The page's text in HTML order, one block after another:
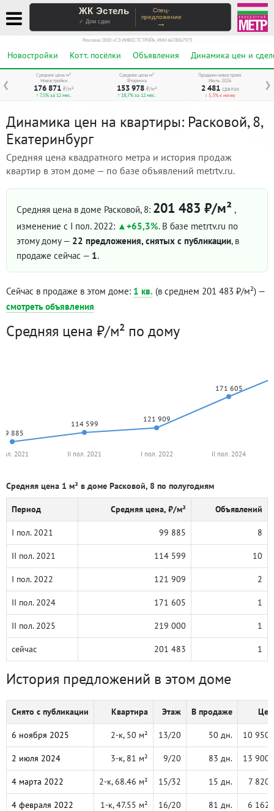
ЖК Эстель
✓ Дом сдан
Спец-
предложение
→
Реклама. ООО «СЗ ИНВЕСТСТРОЙ», ИНН 6678067973
Новостройки Котт. посёлки Объявления Динамика цен и
❮ ❯
Средняя цена м²
Новостройки
176 871 ₽/м²
↑ 7,5% за 12 мес.
Средняя цена м²
Вторичка
153 978 ₽/м²
↑ 18,7% за 12 мес.
Продажи новостроек
Июль 2026
2 481 сделок
↓ 5,3% к июню
Динамика цен на квартиры: Расковой, 8,
Екатеринбург
Средняя цена квадратного метра и история продаж
квартир в этом доме — по базе объявлений metrtv.ru.
Средняя цена в доме Расковой, 8: 201 483 ₽/м² ,
изменение с I пол. 2022:
+65,3%. В базе metrtv.ru по
этому дому — 22 предложения, снятых с публикации, в
продаже сейчас — 1.
Сейчас в продаже в этом доме: 1 кв. (в среднем 201 483 ₽/м²) —
смотреть объявления
Средняя цена ₽/м² по дому
99 885
114 599 121 909
171 605
2021 II пол. 2021 I пол. 2022 II пол. 2024
Средняя цена 1 м² в доме Расковой, 8 по полугодиям
Период Средняя цена, ₽/м² Объявлений
I пол. 2021 99 885 8
II пол. 2021 114 599 10
I пол. 2022 121 909 2
II пол. 2024 171 605 1
II пол. 2025 219 000 1
сейчас 201 483 1
История предложений в этом доме
Снято с публикации Квартира Этаж В продаже
6 ноября 2025 2-к, 50 м² 13/20 50 дн. 10 950
2 июля 2024 3-к, 81 м² 9/20 83 дн. 13 900
4 марта 2022 2-к, 68.46 м² 15/32 15 дн. 7 820
4 февраля 2022 1-к, 47.55 м² 16/20 81 дн. 6 162